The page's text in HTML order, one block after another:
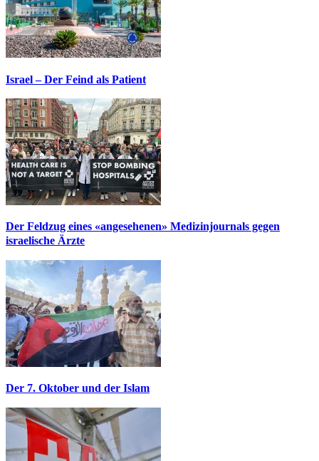
Israel – Der Feind als Patient
Der Feldzug eines «angesehenen» Medizinjournals gegen
israelische Ärzte
Der 7. Oktober und der Islam